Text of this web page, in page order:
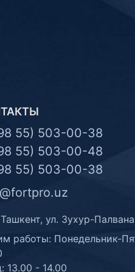
55) 503-00-38
55) 503-00-48
55) 503-00-38
ул. Зухур-
работы: Понедельник-
13.00 - 14.00